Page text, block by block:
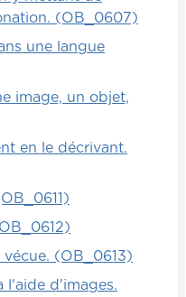
(OB_0607)
une langue
image, un objet,
en le décrivant.
(OB_0613)
l'aide d'images.